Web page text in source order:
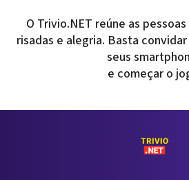
O Trivio.NET reúne as
risadas e alegria. Basta
seus
e começar o